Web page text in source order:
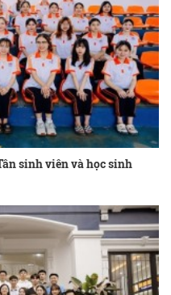
sinh viên và học sinh